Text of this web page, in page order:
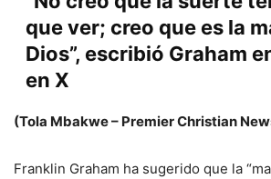
que ver; creo que es la
Dios”, escribió Graham
en X
(Tola Mbakwe – Premier Christian
Franklin Graham ha sugerido que la